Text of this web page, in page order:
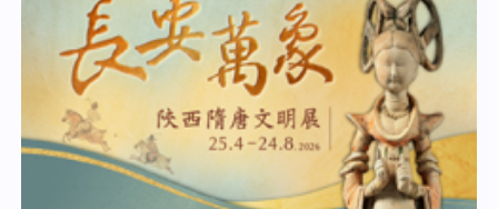
香港電影資料館 | 展覽至2027年5月9日
型格香港系列 II — 坐觀東西：晏如居明式家
具與百年椅戲
香港文化博物館
10:30
2026-27年度「十八有藝──沙田社區演藝計